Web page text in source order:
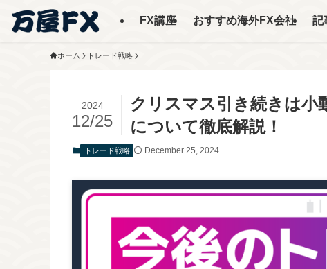
FX講座 おすすめ海外FX会社 記
ホーム トレード戦略
クリスマス引き続きは小
について徹底解説！
2024
12/25
トレード戦略 December 25, 2024